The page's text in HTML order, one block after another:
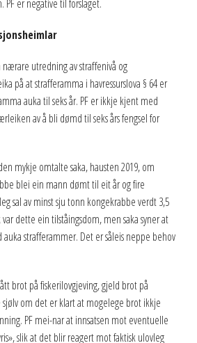
PF er negative til forslaget.
utredning av straffenivå og
på at strafferamma i havressurslova § 64 er
auka til seks år. PF er ikkje kjent med
av å bli dømd til seks års fengsel for
mykje omtalte saka, hausten 2019, om
blei ein mann dømt til eit år og fire
sal av minst sju tonn kongekrabbe verdt 3,5
dette ein tilståingsdom, men saka syner at
strafferammer. Det er såleis neppe behov
brot på fiskerilovgjeving, gjeld brot på
om det er klart at mogelege brot ikkje
PF mei-nar at innsatsen mot eventuelle
slik at det blir reagert mot faktisk ulovleg